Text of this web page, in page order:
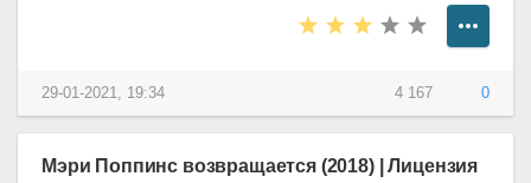
4 167 0
29-01-2021, 19:34
Мэри Поппинс возвращается (2018) | Лицензия